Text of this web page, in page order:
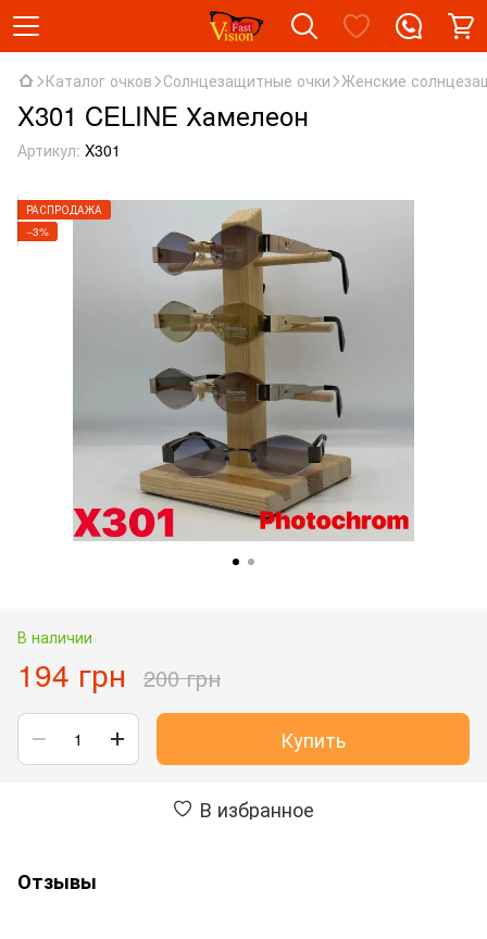
Каталог очков Солнцезащитные очки Женские
X301 CELINE Хамелеон
Артикул: X301
РАСПРОДАЖА
−3%
В наличии
194 грн 200 грн
Купить
В избранное
Отзывы